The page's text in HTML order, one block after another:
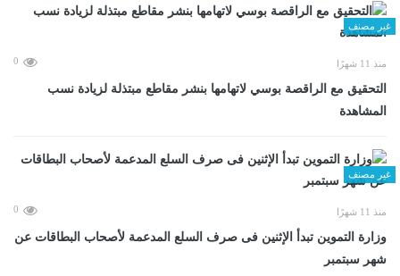
غير مصنف
منذ 11 شهرًا 0
التحقيق مع الراقصة بوسي لاتهامها بنشر مقاطع مبتذلة لزيادة نسب
المشاهدة
غير مصنف
منذ 11 شهرًا 0
وزارة التموين تبدأ الإثنين فى صرف السلع المدعمة لأصحاب البطاقات عن
شهر سبتمبر